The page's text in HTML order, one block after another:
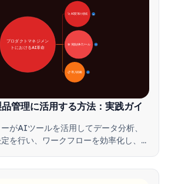
🚀 AI変革の領域 28
🛠️ 実践的AIツール 31
📋 導入戦略 33
プロダクトマネジメン
トにおけるAI革命
管理に活用する方法：実践ガイ
がAIツールを活用してデータ分析、
を行い、ワークフローを効率化し、製